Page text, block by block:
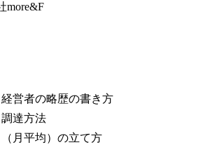
more&F
営者の略歴の書き方
達方法
月平均）の立て方